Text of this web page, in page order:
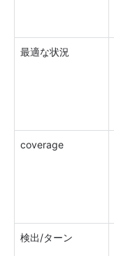
最適な状況
coverage
検出/ターン